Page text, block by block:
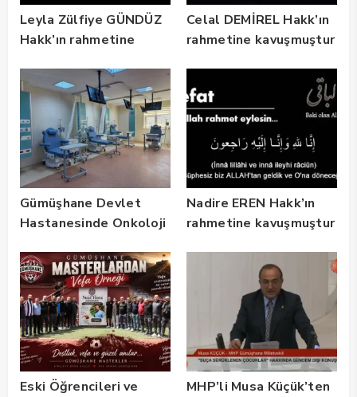
Leyla Zülfiye GÜNDÜZ
Hakk’ın rahmetine
Celal DEMİREL Hakk’ın
rahmetine kavuşmuştur
Gümüşhane Devlet
Hastanesinde Onkoloji
Hastaya Hizmet Verdi
Nadire EREN Hakk’ın
rahmetine kavuşmuştur
Eski Öğrencileri ve
MHP’li Musa Küçük’ten